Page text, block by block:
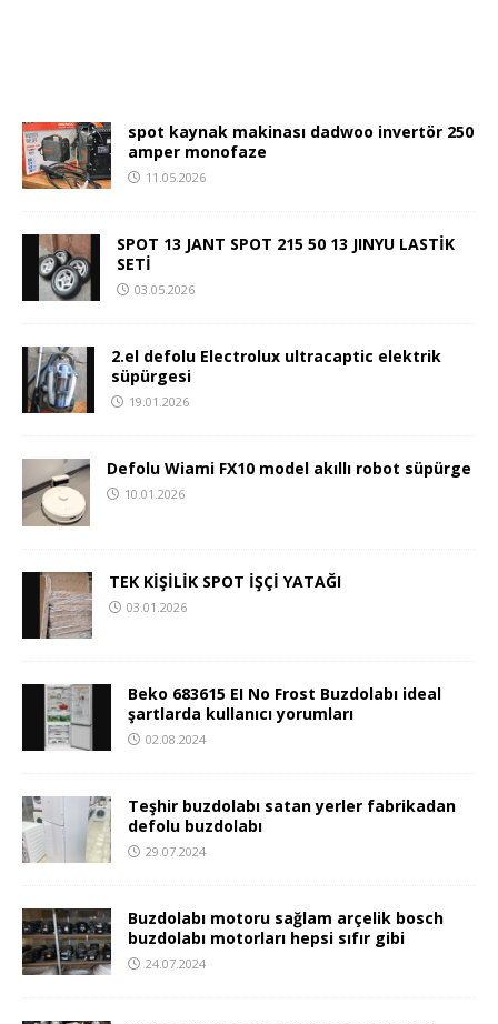
spot kaynak makinası dadwoo invertör 250
amper monofaze
11.05.2026
SPOT 13 JANT SPOT 215 50 13 JINYU LASTİK
SETİ
03.05.2026
2.el defolu Electrolux ultracaptic elektrik
süpürgesi
19.01.2026
Defolu Wiami FX10 model akıllı robot süpürge
10.01.2026
TEK KİŞİLİK SPOT İŞÇİ YATAĞI
03.01.2026
Beko 683615 EI No Frost Buzdolabı ideal
şartlarda kullanıcı yorumları
02.08.2024
Teşhir buzdolabı satan yerler fabrikadan
defolu buzdolabı
29.07.2024
Buzdolabı motoru sağlam arçelik bosch
buzdolabı motorları hepsi sıfır gibi
24.07.2024